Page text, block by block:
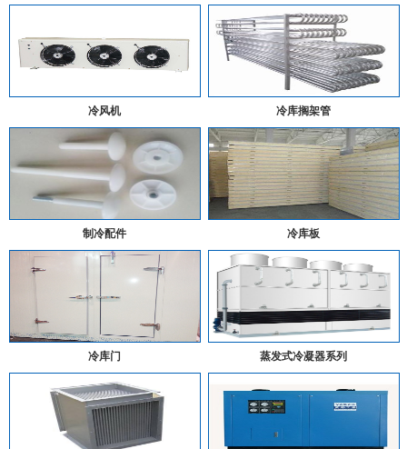
冷风机 冷库搁架管
制冷配件 冷库板
冷库门 蒸发式冷凝器系列